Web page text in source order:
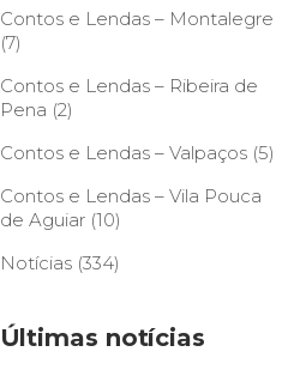
Contos e Lendas – Montalegre
(7)
Contos e Lendas – Ribeira de
Pena (2)
Contos e Lendas – Valpaços(5)
Contos e Lendas – Vila Pouca
de Aguiar(10)
Notícias(334)
Últimas notícias